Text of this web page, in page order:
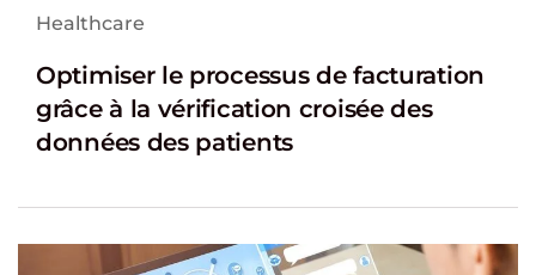
Healthcare
Optimiser le processus de facturation
grâce à la vérification croisée des
données des patients